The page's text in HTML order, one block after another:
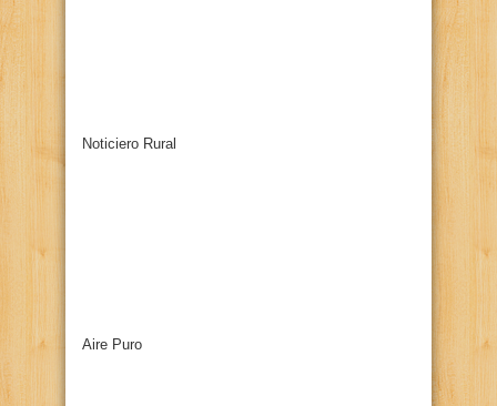
Noticiero Rural
Aire Puro